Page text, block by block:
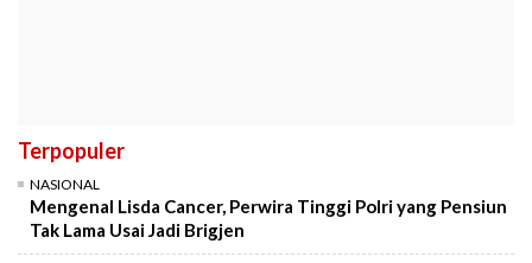
Terpopuler
NASIONAL
Mengenal Lisda Cancer, Perwira Tinggi Polri yang Pensiun
Tak Lama Usai Jadi Brigjen